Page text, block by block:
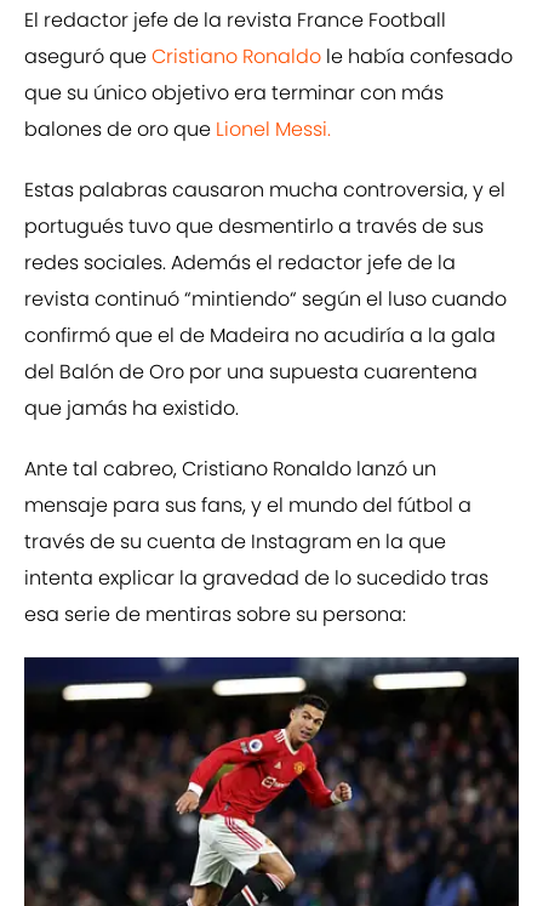
El redactor jefe de la revista France Football
aseguró queCristiano Ronaldo le había confesado
que su único objetivo era terminar con más
balones de oro que Lionel Messi.
Estas palabras causaron mucha controversia, y el
portugués tuvo que desmentirlo a través de sus
redes sociales. Además el redactor jefe de la
revista continuó “mintiendo“ según el luso cuando
confirmó que el de Madeira no acudiría a la gala
del Balón de Oro por una supuesta cuarentena
que jamás ha existido.
Ante tal cabreo, Cristiano Ronaldo lanzó un
mensaje para sus fans, y el mundo del fútbol a
través de su cuenta de Instagram en la que
intenta explicar la gravedad de lo sucedido tras
esa serie de mentiras sobre su persona: